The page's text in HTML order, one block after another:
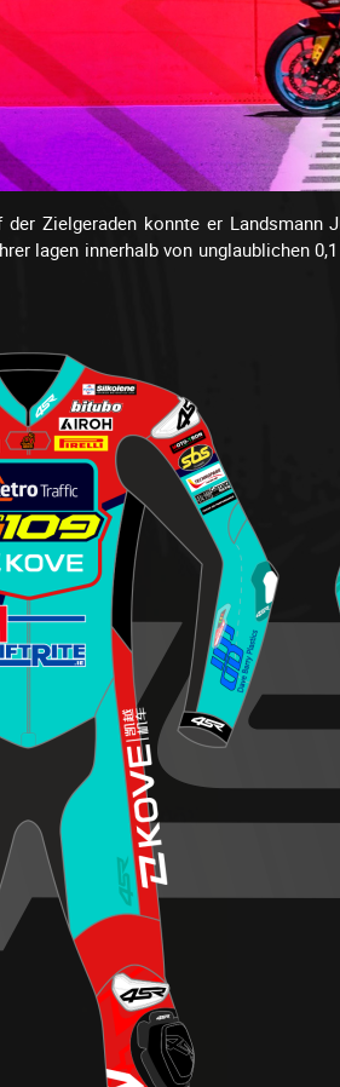
Zielgeraden konnte er
lagen innerhalb von unglaublichen